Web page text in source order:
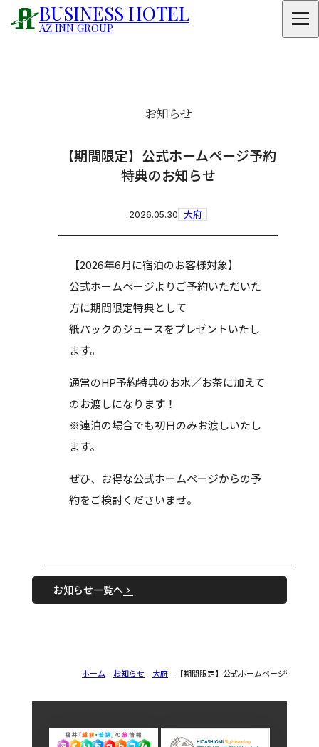
BUSINESS HOTEL
AZ INN GROUP
お知らせ
【期間限定】公式ホームページ予約
特典のお知らせ
2026.05.30 大府
【2026年6月に宿泊のお客様対象】
公式ホームページよりご予約いただいた
方に期間限定特典として
紙パックのジュースをプレゼントいたし
ます。
通常のHP予約特典のお水／お茶に加えて
のお渡しになります！
※連泊の場合でも初日のみお渡しいたし
ます。
ぜひ、お得な公式ホームページからの予
約をご検討くださいませ。
お知らせ一覧へ
ホーム お知らせ 大府 【期間限定】公式ホームページ予約特